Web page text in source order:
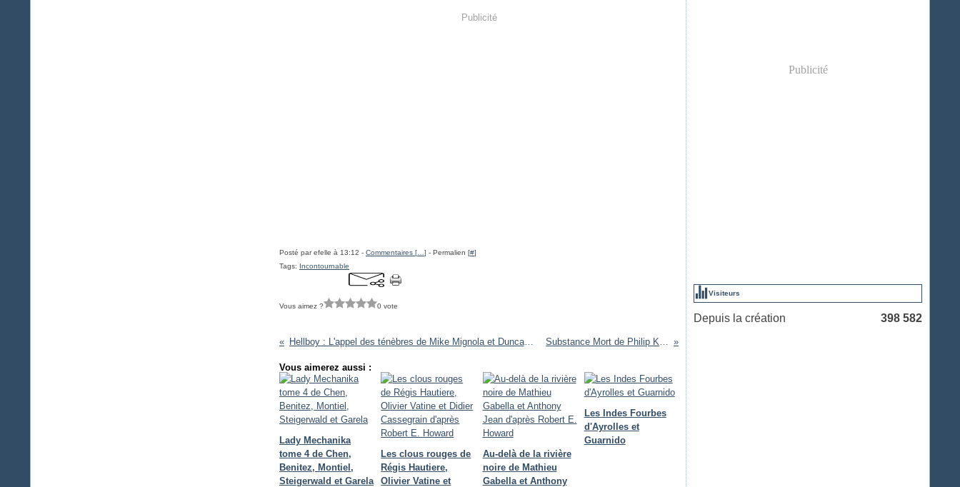
Publicité
Posté par efelle à 13:12 - Commentaires [ ] - Permalien [#]
Tags: Incontournable
Vous aimez ? 0 vote
Hellboy : L'appel des ténèbres de Mike Mignola et Duncan Fegredo Substance Mort de Philip K. Dick
Vous aimerez aussi :
Lady Mechanika
tome 4 de Chen,
Benitez, Montiel,
Steigerwald et Garela
Les clous rouges de
Régis Hautiere,
Olivier Vatine et
Au-delà de la rivière
noire de Mathieu
Gabella et Anthony
Les Indes Fourbes
d'Ayrolles et
Guarnido
Publicité
Visiteurs
Depuis la création 398 582